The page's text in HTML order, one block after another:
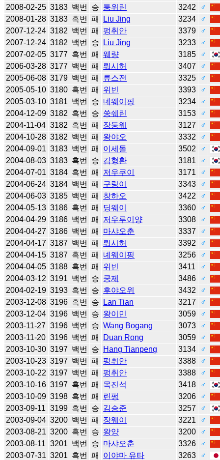
2008-02-25 3183 백번 승 퉁위린 3242
♂
2008-01-28 3183 흑번 패 Liu Jing 3234
♂
2007-12-24 3182 백번 패 펑취안 3379
♂
2007-12-24 3182 백번 승 Liu Jing 3233
♂
2007-02-05 3177 흑번 패 웨량 3185
♂
2006-03-28 3177 백번 패 뤄시허 3407
♂
2005-06-08 3179 백번 패 류스전 3325
♂
2005-05-10 3180 흑번 패 위빈 3393
♂
2005-03-10 3181 백번 승 녜웨이핑 3234
♂
2004-12-09 3182 흑번 승 쑹쉐린 3153
♂
2004-11-04 3182 흑번 패 장둥웨 3127
♂
2004-10-28 3182 백번 패 왕야오 3332
♂
2004-09-01 3183 백번 패 이세돌 3502
♂
2004-08-03 3183 흑번 승 김형환 3181
♂
2004-07-01 3184 흑번 패 저우쿠이 3171
♂
2004-06-24 3184 백번 패 구링이 3343
♂
2004-06-03 3185 백번 패 창하오 3422
♂
2004-05-13 3186 흑번 패 딩웨이 3360
♂
2004-04-29 3186 백번 패 저우루이양 3308
♂
2004-04-27 3186 백번 패 마샤오춘 3337
♂
2004-04-17 3187 백번 패 뤄시허 3392
♂
2004-04-15 3187 흑번 패 녜웨이핑 3256
♂
2004-04-05 3188 흑번 패 위빈 3411
♂
2004-03-12 3191 백번 승 쿵제 3486
♂
2004-02-19 3193 흑번 승 후야오위 3432
♂
2003-12-08 3196 흑번 승 Lan Tian 3217
♂
2003-12-04 3196 백번 승 왕이민 3059
♂
2003-11-27 3196 백번 승 Wang Bogang 3073
♂
2003-11-20 3196 백번 패 Duan Rong 3059
♂
2003-10-30 3197 백번 승 Hang Tianpeng 3134
♂
2003-10-23 3197 백번 패 펑취안 3388
♂
2003-10-22 3197 백번 패 펑취안 3388
♂
2003-10-16 3197 흑번 패 목진석 3418
♂
2003-10-09 3198 흑번 패 린펑 3206
♂
2003-09-11 3199 흑번 승 김승준 3257
♂
2003-09-04 3200 백번 패 장웨이 3221
♂
2003-08-21 3200 흑번 승 왕양 3200
♂
2003-08-11 3201 백번 승 마샤오춘 3326
♂
2003-07-31 3201 흑번 패 이야마 유타 3263
♂